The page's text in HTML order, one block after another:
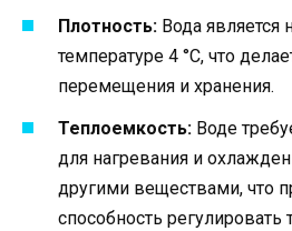
Плотность: Вода является
температуре 4 °C, что
перемещения и хранения.
Теплоемкость: Воде
для нагревания и
другими веществами, что
способность регулировать